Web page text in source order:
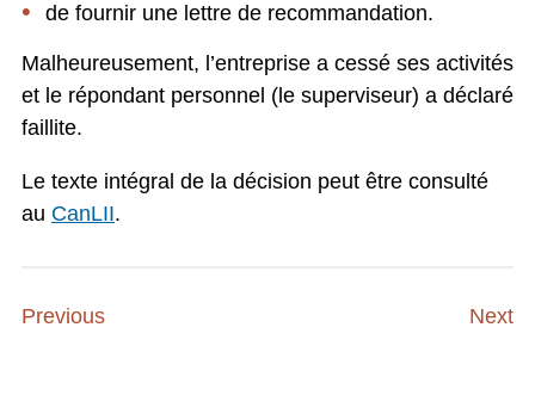
de fournir une lettre de recommandation.
Malheureusement, l’entreprise a cessé ses activités
et le répondant personnel (le superviseur) a déclaré
faillite.
Le texte intégral de la décision peut être consulté
au CanLII.
Previous Next